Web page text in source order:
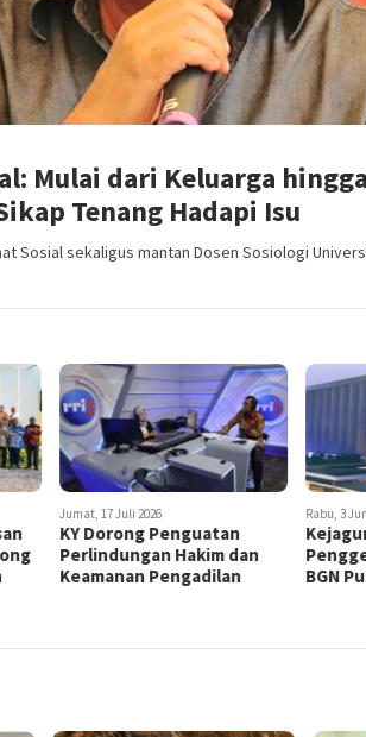
Mulai dari Keluarga
Tenang Hadapi Isu
Sosial sekaligus mantan Dosen Sosiologi
Jumat, 17 Juli 2026
KY Dorong Penguatan
Perlindungan Hakim dan
Keamanan Pengadilan
Rabu, 3
BGN